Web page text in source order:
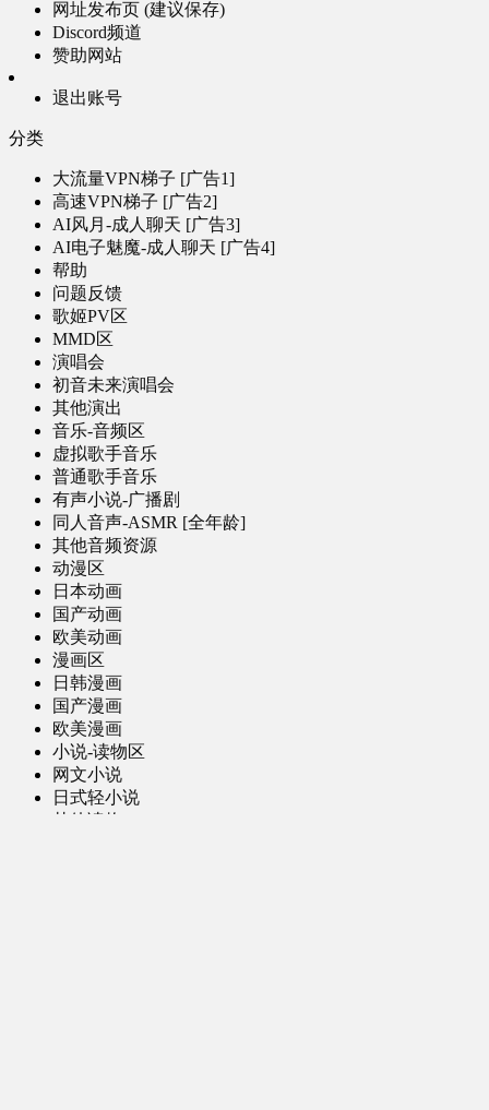
网址发布页 (建议保存)
Discord频道
赞助网站
退出账号
分类
大流量VPN梯子 [广告1]
高速VPN梯子 [广告2]
AI风月-成人聊天 [广告3]
AI电子魅魔-成人聊天 [广告4]
帮助
问题反馈
歌姬PV区
MMD区
演唱会
初音未来演唱会
其他演出
音乐-音频区
虚拟歌手音乐
普通歌手音乐
有声小说-广播剧
同人音声-ASMR [全年龄]
其他音频资源
动漫区
日本动画
国产动画
欧美动画
漫画区
日韩漫画
国产漫画
欧美漫画
小说-读物区
网文小说
日式轻小说
其他读物